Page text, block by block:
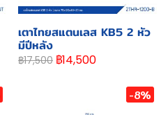
เตาไทยสแตนเลส KB5 2 หัว
มีปีหลัง
฿17,500 ฿14,500
-8%